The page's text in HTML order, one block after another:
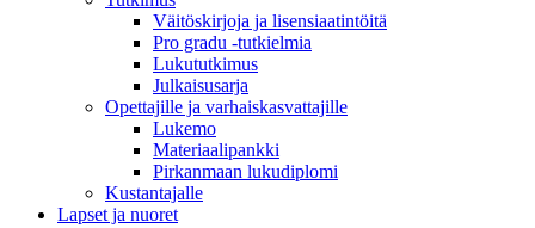
Väitöskirjoja ja lisensiaatintöitä
Pro gradu -tutkielmia
Lukututkimus
Julkaisusarja
Opettajille ja varhaiskasvattajille
Lukemo
Materiaalipankki
Pirkanmaan lukudiplomi
Kustantajalle
Lapset ja nuoret